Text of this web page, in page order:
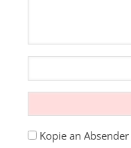
Kopie an Absender